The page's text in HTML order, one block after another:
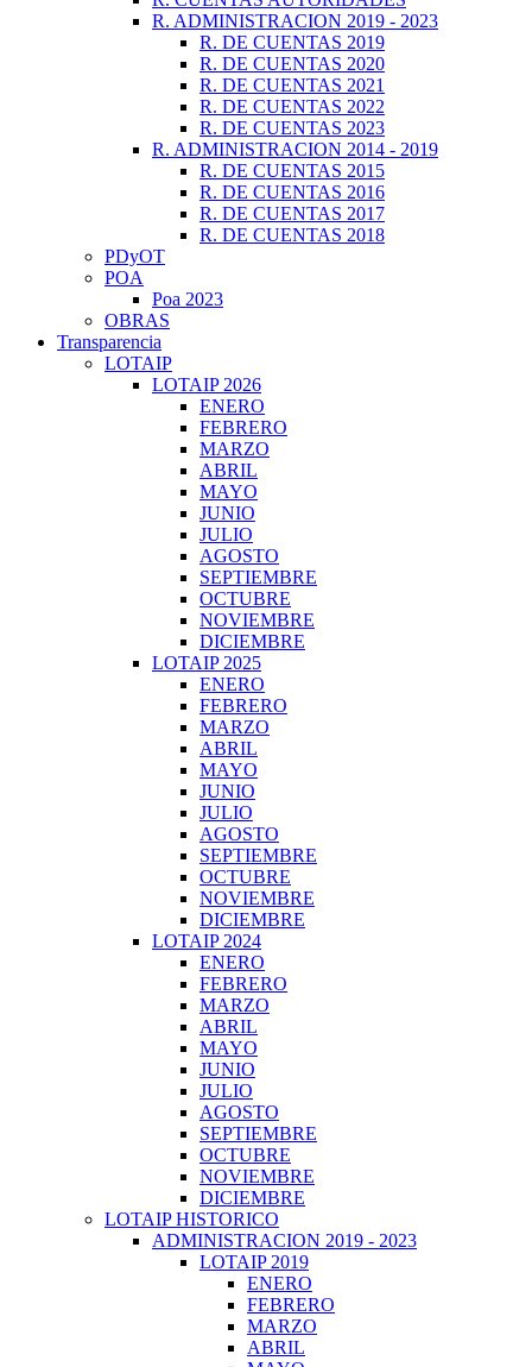
R. ADMINISTRACION 2019 - 2023
R. DE CUENTAS 2019
R. DE CUENTAS 2020
R. DE CUENTAS 2021
R. DE CUENTAS 2022
R. DE CUENTAS 2023
R. ADMINISTRACION 2014 - 2019
R. DE CUENTAS 2015
R. DE CUENTAS 2016
R. DE CUENTAS 2017
R. DE CUENTAS 2018
PDyOT
POA
Poa 2023
OBRAS
Transparencia
LOTAIP
LOTAIP 2026
ENERO
FEBRERO
MARZO
ABRIL
MAYO
JUNIO
JULIO
AGOSTO
SEPTIEMBRE
OCTUBRE
NOVIEMBRE
DICIEMBRE
LOTAIP 2025
ENERO
FEBRERO
MARZO
ABRIL
MAYO
JUNIO
JULIO
AGOSTO
SEPTIEMBRE
OCTUBRE
NOVIEMBRE
DICIEMBRE
LOTAIP 2024
ENERO
FEBRERO
MARZO
ABRIL
MAYO
JUNIO
JULIO
AGOSTO
SEPTIEMBRE
OCTUBRE
NOVIEMBRE
DICIEMBRE
LOTAIP HISTORICO
ADMINISTRACION 2019 - 2023
LOTAIP 2019
ENERO
FEBRERO
MARZO
ABRIL